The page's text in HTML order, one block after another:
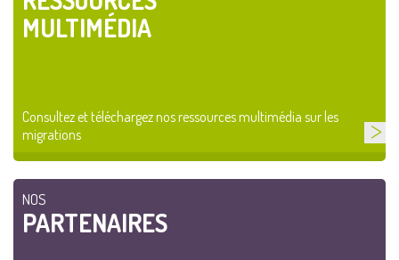
MULTIMÉDIA
Consultez et téléchargez nos ressources multimédia sur les
migrations
NOS
PARTENAIRES